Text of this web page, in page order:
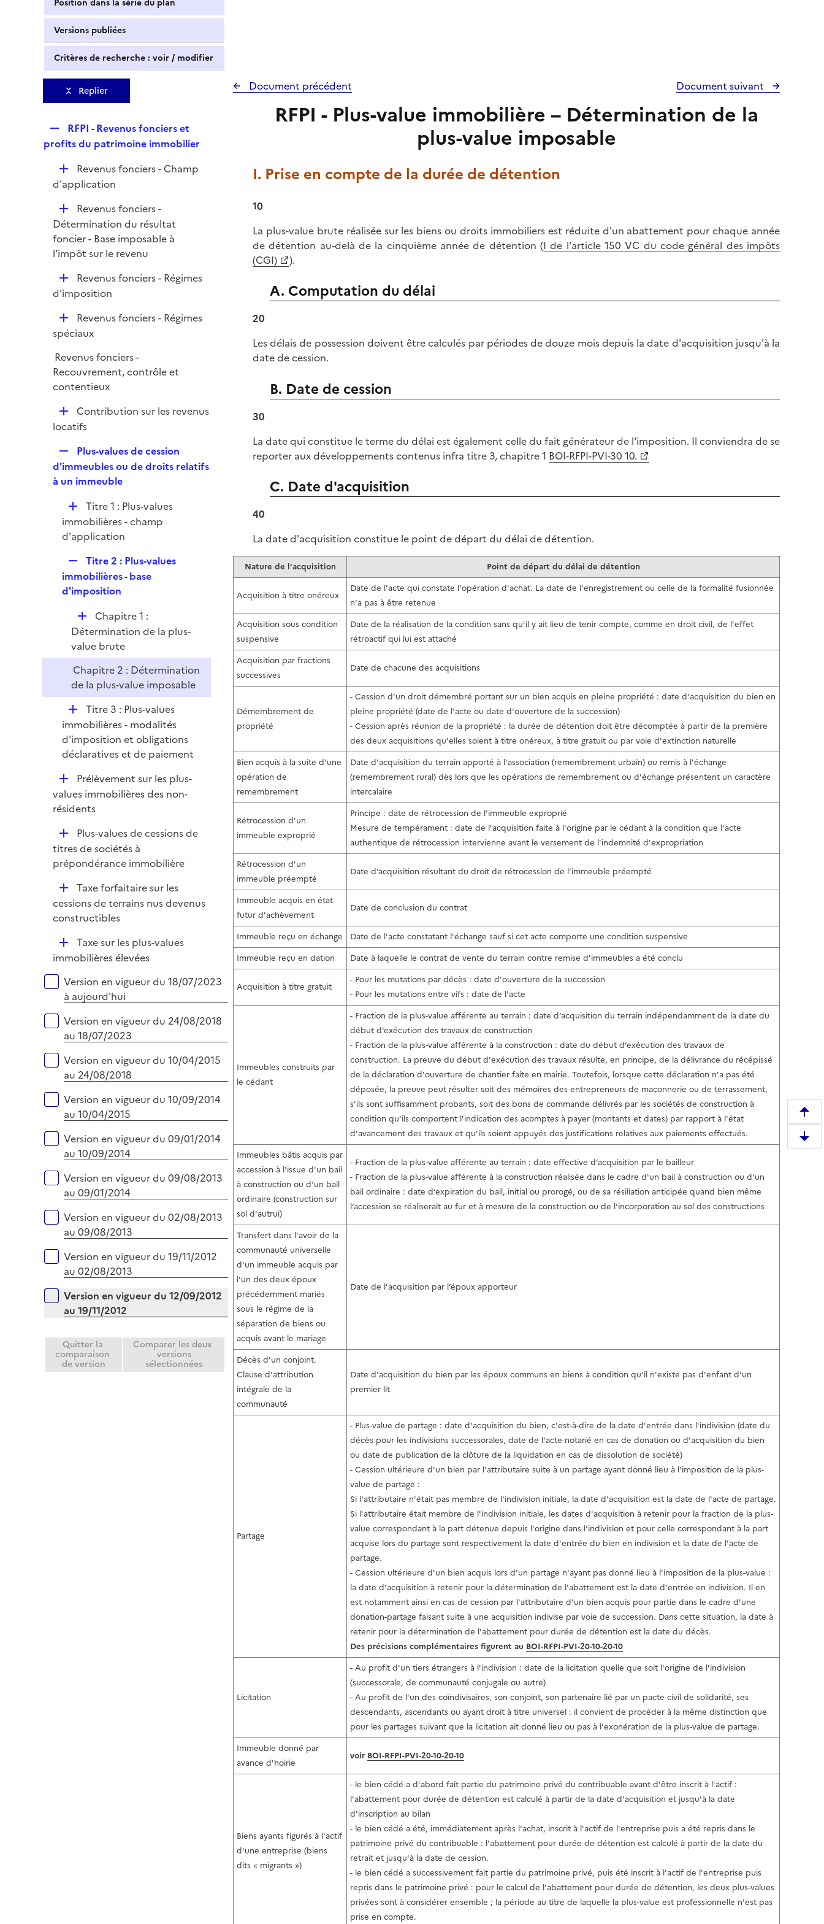
Position dans la série du plan
Versions publiées
Critères de recherche : voir / modifier
Replier
e
l
i
e
r
RFPI - Revenus fonciers et
profits du patrimoine immobilier
D
é
i
e
r
Revenus fonciers - Champ
d'application
D
é
p
l
r
Revenus fonciers -
Détermination du résultat
foncier - Base imposable à
l'impôt sur le revenu
D
é
i
r
Revenus fonciers - Régimes
d'imposition
D
é
l
i
e
Revenus fonciers - Régimes
spéciaux
Revenus fonciers -
Recouvrement, contrôle et
contentieux
D
é
i
e
r
Contribution sur les revenus
locatifs
e
p
i
e
r
Plus-values de cession
d'immeubles ou de droits relatifs
à un immeuble
D
é
p
e
r
Titre 1 : Plus-values
immobilières - champ
d'application
e
p
i
e
r
Titre 2 : Plus-values
immobilières - base
d'imposition
D
é
p
l
i
e
r
Chapitre 1 :
Détermination de la plus-
value brute
Chapitre 2 : Détermination
de la plus-value imposable
D
é
p
l
e
r
Titre 3 : Plus-values
immobilières - modalités
d'imposition et obligations
déclaratives et de paiement
D
é
p
e
r
Prélèvement sur les plus-
values immobilières des non-
résidents
D
é
p
e
r
Plus-values de cessions de
titres de sociétés à
prépondérance immobilière
D
é
p
e
r
Taxe forfaitaire sur les
cessions de terrains nus devenus
constructibles
D
é
l
i
e
Taxe sur les plus-values
immobilières élevées
Versions sur la période
Version en vigueur du 18/07/2023
à aujourd'hui
Version en vigueur du 24/08/2018
au 18/07/2023
Version en vigueur du 10/04/2015
au 24/08/2018
Version en vigueur du 10/09/2014
au 10/04/2015
Version en vigueur du 09/01/2014
au 10/09/2014
Version en vigueur du 09/08/2013
au 09/01/2014
Version en vigueur du 02/08/2013
au 09/08/2013
Version en vigueur du 19/11/2012
au 02/08/2013
Version en vigueur du 12/09/2012
au 19/11/2012
Quitter la
comparaison
de version
Comparer les deux
versions
sélectionnées
Document précédent Document suivant
RFPI - Plus-value immobilière – Détermination de la
plus-value imposable
I. Prise en compte de la durée de détention
10
La plus-value brute réalisée sur les biens ou droits immobiliers est réduite d'un abattement pour chaque année
de détention au-delà de la cinquième année de détention (I de l'article 150 VC du code général des impôts
(CGI)
).
A. Computation du délai
20
Les délais de possession doivent être calculés par périodes de douze mois depuis la date d'acquisition jusqu'à la
date de cession.
B. Date de cession
30
La date qui constitue le terme du délai est également celle du fait générateur de l'imposition. Il conviendra de se
reporter aux développements contenus infra titre 3, chapitre 1 BOI-RFPI-PVI-30 10.
C. Date d'acquisition
40
La date d'acquisition constitue le point de départ du délai de détention.
Nature de l'acquisition Point de départ du délai de détention
Acquisition à titre onéreux
Date de l'acte qui constate l'opération d'achat. La date de l'enregistrement ou celle de la formalité fusionnée
n'a pas à être retenue
Acquisition sous condition
suspensive
Date de la réalisation de la condition sans qu'il y ait lieu de tenir compte, comme en droit civil, de l'effet
rétroactif qui lui est attaché
Acquisition par fractions
successives
Date de chacune des acquisitions
Démembrement de
propriété
- Cession d'un droit démembré portant sur un bien acquis en pleine propriété : date d'acquisition du bien en
pleine propriété (date de l'acte ou date d'ouverture de la succession)
- Cession après réunion de la propriété : la durée de détention doit être décomptée à partir de la première
des deux acquisitions qu'elles soient à titre onéreux, à titre gratuit ou par voie d'extinction naturelle
Bien acquis à la suite d'une
opération de
remembrement
Date d'acquisition du terrain apporté à l'association (remembrement urbain) ou remis à l'échange
(remembrement rural) dès lors que les opérations de remembrement ou d'échange présentent un caractère
intercalaire
Rétrocession d'un
immeuble exproprié
Principe : date de rétrocession de l’immeuble exproprié
Mesure de tempérament : date de l'acquisition faite à l'origine par le cédant à la condition que l'acte
authentique de rétrocession intervienne avant le versement de l'indemnité d'expropriation
Rétrocession d'un
immeuble préempté
Date d’acquisition résultant du droit de rétrocession de l’immeuble préempté
Immeuble acquis en état
futur d'achèvement
Date de conclusion du contrat
Immeuble reçu en échange
Date de l'acte constatant l'échange sauf si cet acte comporte une condition suspensive
Immeuble reçu en dation
Date à laquelle le contrat de vente du terrain contre remise d'immeubles a été conclu
Acquisition à titre gratuit
- Pour les mutations par décès : date d'ouverture de la succession
- Pour les mutations entre vifs : date de l'acte
Immeubles construits par
le cédant
- Fraction de la plus-value afférente au terrain : date d’acquisition du terrain indépendamment de la date du
début d’exécution des travaux de construction
- Fraction de la plus-value afférente à la construction : date du début d’exécution des travaux de
construction. La preuve du début d'exécution des travaux résulte, en principe, de la délivrance du récépissé
de la déclaration d'ouverture de chantier faite en mairie. Toutefois, lorsque cette déclaration n'a pas été
déposée, la preuve peut résulter soit des mémoires des entrepreneurs de maçonnerie ou de terrassement,
s'ils sont suffisamment probants, soit des bons de commande délivrés par les sociétés de construction à
condition qu'ils comportent l'indication des acomptes à payer (montants et dates) par rapport à l'état
d'avancement des travaux et qu'ils soient appuyés des justifications relatives aux paiements effectués.
Immeubles bâtis acquis par
accession à l'issue d'un bail
à construction ou d'un bail
ordinaire (construction sur
sol d'autrui)
- Fraction de la plus-value afférente au terrain : date effective d’acquisition par le bailleur
- Fraction de la plus-value afférente à la construction réalisée dans le cadre d'un bail à construction ou d'un
bail ordinaire : date d’expiration du bail, initial ou prorogé, ou de sa résiliation anticipée quand bien même
l’accession se réaliserait au fur et à mesure de la construction ou de l’incorporation au sol des constructions
Transfert dans l'avoir de la
communauté universelle
d'un immeuble acquis par
l'un des deux époux
précédemment mariés
sous le régime de la
séparation de biens ou
acquis avant le mariage
Date de l'acquisition par l’époux apporteur
Décès d'un conjoint.
Clause d'attribution
intégrale de la
communauté
Date d'acquisition du bien par les époux communs en biens à condition qu'il n'existe pas d'enfant d'un
premier lit
Partage
- Plus-value de partage : date d'acquisition du bien, c'est-à-dire de la date d'entrée dans l'indivision (date du
décès pour les indivisions successorales, date de l'acte notarié en cas de donation ou d'acquisition du bien
ou date de publication de la clôture de la liquidation en cas de dissolution de société)
- Cession ultérieure d'un bien par l'attributaire suite à un partage ayant donné lieu à l'imposition de la plus-
value de partage :
Si l'attributaire n'était pas membre de l'indivision initiale, la date d'acquisition est la date de l'acte de partage.
Si l'attributaire était membre de l'indivision initiale, les dates d'acquisition à retenir pour la fraction de la plus-
value correspondant à la part détenue depuis l'origine dans l'indivision et pour celle correspondant à la part
acquise lors du partage sont respectivement la date d'entrée du bien en indivision et la date de l'acte de
partage.
- Cession ultérieure d'un bien acquis lors d'un partage n'ayant pas donné lieu à l'imposition de la plus-value :
la date d'acquisition à retenir pour la détermination de l'abattement est la date d'entrée en indivision. Il en
est notamment ainsi en cas de cession par l'attributaire d'un bien acquis pour partie dans le cadre d'une
donation-partage faisant suite à une acquisition indivise par voie de succession. Dans cette situation, la date à
retenir pour la détermination de l'abattement pour durée de détention est la date du décès.
Des précisions complémentaires figurent au BOI-RFPI-PVI-20-10-20-10
Licitation
- Au profit d'un tiers étrangers à l'indivision : date de la licitation quelle que soit l'origine de l'indivision
(successorale, de communauté conjugale ou autre)
- Au profit de l'un des coïndivisaires, son conjoint, son partenaire lié par un pacte civil de solidarité, ses
descendants, ascendants ou ayant droit à titre universel : il convient de procéder à la même distinction que
pour les partages suivant que la licitation ait donné lieu ou pas à l'exonération de la plus-value de partage.
Immeuble donné par
avance d'hoirie
voir BOI-RFPI-PVI-20-10-20-10
Biens ayants figurés à l'actif
d'une entreprise (biens
dits « migrants »)
- le bien cédé a d'abord fait partie du patrimoine privé du contribuable avant d'être inscrit à l'actif :
l'abattement pour durée de détention est calculé à partir de la date d'acquisition et jusqu'à la date
d'inscription au bilan
- le bien cédé a été, immédiatement après l'achat, inscrit à l'actif de l'entreprise puis a été repris dans le
patrimoine privé du contribuable : l'abattement pour durée de détention est calculé à partir de la date du
retrait et jusqu'à la date de cession.
- le bien cédé a successivement fait partie du patrimoine privé, puis été inscrit à l'actif de l'entreprise puis
repris dans le patrimoine privé : pour le calcul de l'abattement pour durée de détention, les deux plus-values
privées sont à considérer ensemble ; la période au titre de laquelle la plus-value est professionnelle n'est pas
prise en compte.
e
m
D